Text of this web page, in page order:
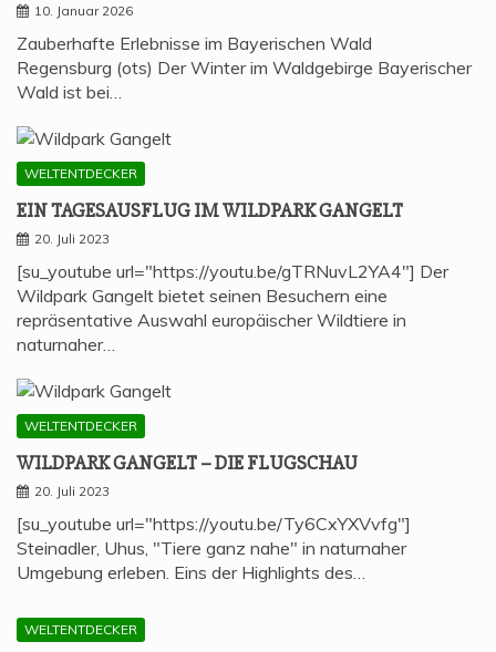
10. Januar 2026
Zauberhafte Erlebnisse im Bayerischen Wald
Regensburg (ots) Der Winter im Waldgebirge Bayerischer
Wald ist bei…
WELTENTDECKER
EIN TAGES­AUS­FLUG IM WILD­PARK GANGELT
20. Juli 2023
[su_youtube url="https://youtu.be/gTRNuvL2YA4"] Der
Wildpark Gangelt bietet seinen Besuchern eine
repräsentative Auswahl europäischer Wildtiere in
naturnaher…
WELTENTDECKER
WILD­PARK GAN­GELT – DIE FLUGSCHAU
20. Juli 2023
[su_youtube url="https://youtu.be/Ty6CxYXVvfg"]
Steinadler, Uhus, "Tiere ganz nahe" in naturnaher
Umgebung erleben. Eins der Highlights des…
WELTENTDECKER